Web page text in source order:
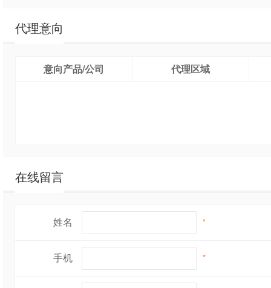
代理意向
意向产品/公司 代理区域
在线留言
姓名 *
手机 *